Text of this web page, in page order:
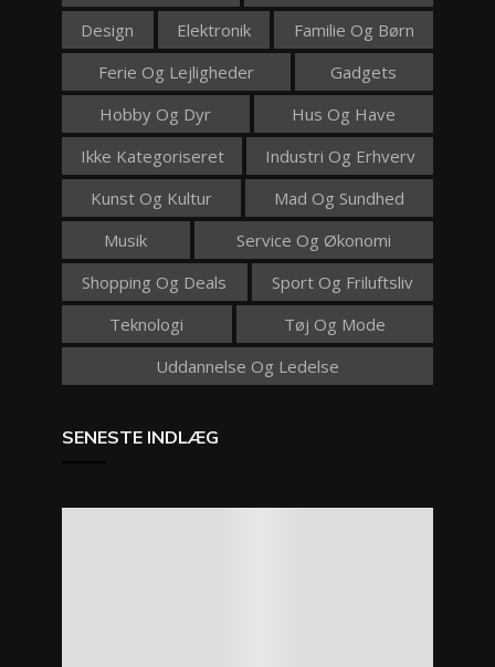
Design
Elektronik
Familie Og Børn
Ferie Og Lejligheder
Gadgets
Hobby Og Dyr
Hus Og Have
Ikke Kategoriseret
Industri Og Erhverv
Kunst Og Kultur
Mad Og Sundhed
Musik
Service Og Økonomi
Shopping Og Deals
Sport Og Friluftsliv
Teknologi
Tøj Og Mode
Uddannelse Og Ledelse
SENESTE INDLÆG